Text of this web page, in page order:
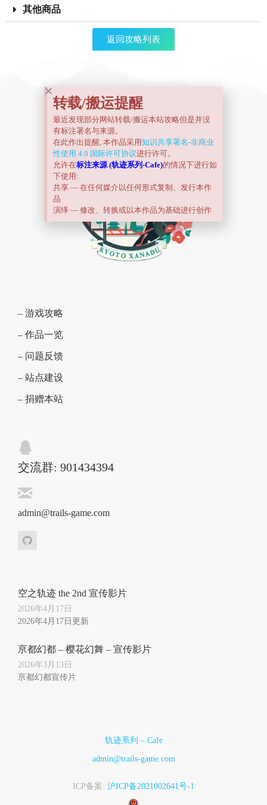
其他商品
返回攻略列表
– 游戏攻略
– 作品一览
– 问题反馈
– 站点建设
– 捐赠本站
交流群: 901434394
admin@trails-game.com
空之轨迹 the 2nd 宣传影片
2026年4月17日
2026年4月17日更新
亰都幻都 – 樱花幻舞 – 宣传影片
2026年3月13日
亰都幻都宣传片
轨迹系列 – Cafe
admin@trails-game.com
ICP备案: 沪ICP备2021002641号-1
转载/搬运提醒
最近发现部分网站转载/搬运本站攻略但是并没
有标注署名与来源。
在此作出提醒, 本作品采用知识共享署名-非商业
性使用 4.0 国际许可协议进行许可。
允许在标注来源 (轨迹系列-Cafe)的情况下进行如
下使用:
共享 — 在任何媒介以任何形式复制、发行本作
品
演绎 — 修改、转换或以本作品为基础进行创作